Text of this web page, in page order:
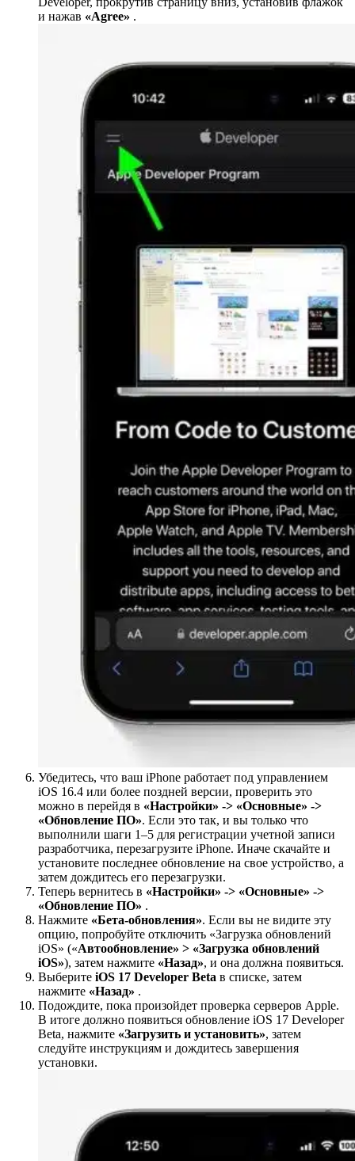
и нажав «Agree» .
Убедитесь, что ваш iPhone работает под управлением
iOS 16.4 или более поздней версии, проверить это
можно в перейдя в «Настройки» -> «Основные» ->
«Обновление ПО». Если это так, и вы только что
выполнили шаги 1–5 для регистрации учетной записи
разработчика, перезагрузите iPhone. Иначе скачайте и
установите последнее обновление на свое устройство, а
затем дождитесь его перезагрузки.
Теперь вернитесь в «Настройки» -> «Основные» ->
«Обновление ПО» .
Нажмите «Бета-обновления». Если вы не видите эту
опцию, попробуйте отключить «Загрузка обновлений
iOS» («Автообновление» > «Загрузка обновлений
iOS»), затем нажмите «Назад», и она должна появиться.
Выберите iOS 17 Developer Beta в списке, затем
нажмите «Назад» .
Подождите, пока произойдет проверка серверов Apple.
В итоге должно появиться обновление iOS 17 Developer
Beta, нажмите «Загрузить и установить», затем
следуйте инструкциям и дождитесь завершения
установки.